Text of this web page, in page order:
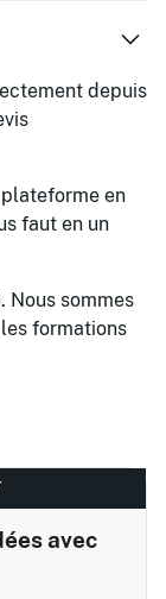
depuis
en
faut en un
Nous sommes
formations
avec